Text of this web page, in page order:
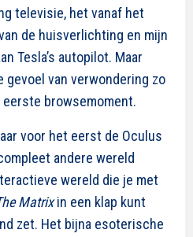
televisie, het vanaf het
de huisverlichting en mijn
Tesla’s autopilot. Maar
gevoel van verwondering zo
browsemoment.
voor het eerst de Oculus
andere wereld
wereld die je met
Matrixin een klap kunt
zet. Het bijna esoterische